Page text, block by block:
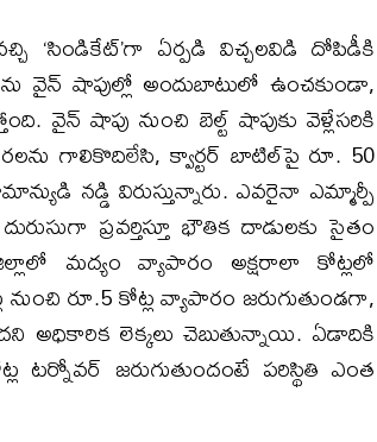
‘సిండికేట్’గా ఏర్పడి విచ్చలవిడి దోపిడీకి
వైన్ షాపుల్లో అందుబాటులో ఉంచకుండా,
వైన్ షాపు నుంచి బెల్ట్ షాపుకు వెళ్లేసరికి
గాలికొదిలేసి, క్వార్టర్ బాటిల్‌పై రూ. 50
నడ్డి విరుస్తున్నారు. ఎవరైనా ఎమ్మార్పీ
ప్రవర్తిస్తూ భౌతిక దాడులకు సైతం
మద్యం వ్యాపారం అక్షరాలా కోట్లలో
రూ.5 కోట్ల వ్యాపారం జరుగుతుండగా,
అధికారిక లెక్కలు చెబుతున్నాయి. ​ఏడాదికి
టర్నోవర్ జరుగుతుందంటే పరిస్థితి ఎంత